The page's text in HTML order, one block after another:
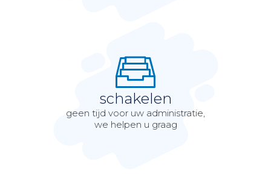
schakelen
geen tijd voor uw administratie,
we helpen u graag